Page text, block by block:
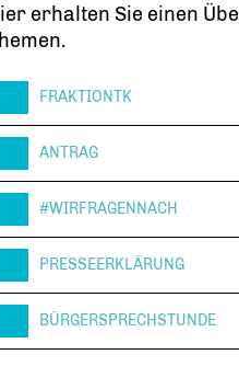
erhalten Sie einen
FRAKTIONTK
ANTRAG
#WIRFRAGENNACH
PRESSEERKLÄRUNG
BÜRGERSPRECHSTUNDE